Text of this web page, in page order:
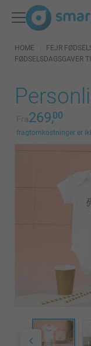
HOME
FEJR
FØDSELSDAGSGAVER
Fra269,00
fragtomkostninger er